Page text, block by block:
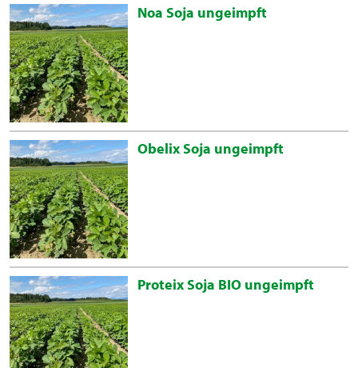
Noa Soja ungeimpft
Obelix Soja ungeimpft
Proteix Soja BIO ungeimpft